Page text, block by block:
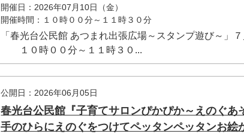
開催日：2026年07月10日（金）
開催時間：１０時００分～１１時３０分
「春光台公民館 あつまれ出張広場～スタンプ遊び～」
１０時００分～１１時３０...
公開日：2026年06月05日
春光台公民館『子育てサロンぴかぴか～えのぐあ
手のひらにえのぐをつけてペッタンペッタンお